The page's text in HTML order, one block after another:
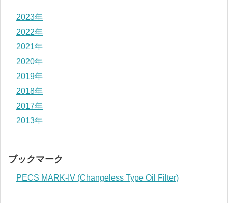
2023年
2022年
2021年
2020年
2019年
2018年
2017年
2013年
ブックマーク
PECS MARK-IV (Changeless Type Oil Filter)